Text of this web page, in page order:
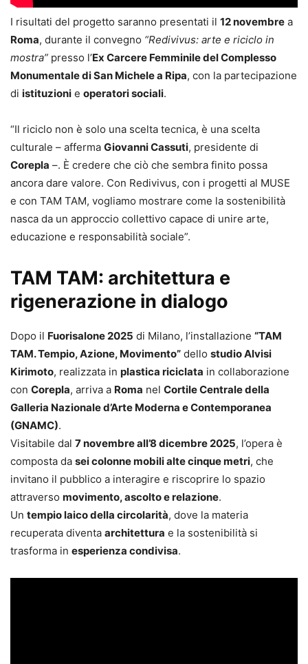
I risultati del progetto saranno presentati il 12 novembre a
Roma, durante il convegno “Redivivus: arte e riciclo in
mostra” presso l’Ex Carcere Femminile del Complesso
Monumentale di San Michele a Ripa, con la partecipazione
di istituzioni e operatori sociali.
“Il riciclo non è solo una scelta tecnica, è una scelta
culturale – afferma Giovanni Cassuti, presidente di
Corepla –. È credere che ciò che sembra finito possa
ancora dare valore. Con Redivivus, con i progetti al MUSE
e con TAM TAM, vogliamo mostrare come la sostenibilità
nasca da un approccio collettivo capace di unire arte,
educazione e responsabilità sociale”.
TAM TAM: architettura e
rigenerazione in dialogo
Dopo il Fuorisalone 2025 di Milano, l’installazione “TAM
TAM. Tempio, Azione, Movimento” dello studio Alvisi
Kirimoto, realizzata in plastica riciclata in collaborazione
con Corepla, arriva a Roma nel Cortile Centrale della
Galleria Nazionale d’Arte Moderna e Contemporanea
(GNAMC).
Visitabile dal 7 novembre all’8 dicembre 2025, l’opera è
composta da sei colonne mobili alte cinque metri, che
invitano il pubblico a interagire e riscoprire lo spazio
attraverso movimento, ascolto e relazione.
Un tempio laico della circolarità, dove la materia
recuperata diventa architettura e la sostenibilità si
trasforma in esperienza condivisa.